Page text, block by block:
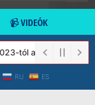
📹 VIDEÓK
tól a Védett
RU ES